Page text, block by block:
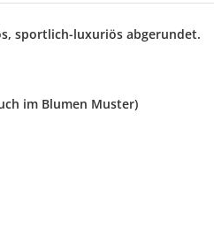
sportlich-luxuriös abgerundet.
im Blumen Muster)